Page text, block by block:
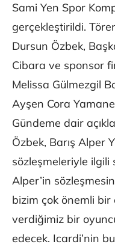
Sami Yen Spor
gerçekleştirildi.
Dursun Özbek,
Cibara ve sponsor
Melissa Gülmezgil
Ayşen Cora
Gündeme dair
Özbek, Barış Alper
sözleşmeleriyle ilgili
Alper’in
bizim çok önemli
verdiğimiz bir
edecek. Icardi’nin